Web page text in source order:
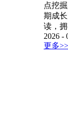
点挖
期成
读，
2026 -
更多>>